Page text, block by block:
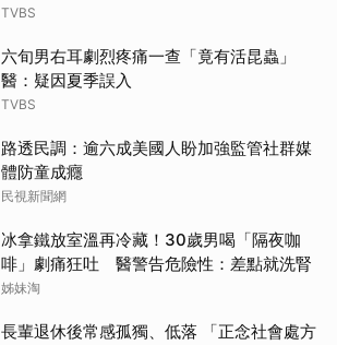
TVBS
六旬男右耳劇烈疼痛一查「竟有活昆蟲」
醫：疑因夏季誤入
TVBS
路透民調：逾六成美國人盼加強監管社群媒
體防童成癮
民視新聞網
冰拿鐵放室溫再冷藏！30歲男喝「隔夜咖
啡」劇痛狂吐 醫警告危險性：差點就洗腎
姊妹淘
長輩退休後常感孤獨、低落 「正念社會處方